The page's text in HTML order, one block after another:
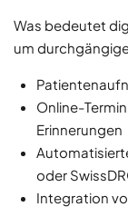
Was bedeutet
um
Online-
Erinnerungen
oder
Integration